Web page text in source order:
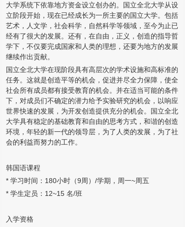
大学系统下依靠地方资金设立创办的。国立全北大学从设
立阶段开始，现在已经成长为一所主要的国立大学。包括
艺术，人文学，社会科学，自然科学等领域，至今为止已
经有了很大的发展。还有，在自由，正义，创造的指导哲
学下，不仅要完成国家和人类的理想，还要为地方的发展
继续作出贡献。
国立全北大学在现阶段具有高层次的学术设施和高标准的
任务。这就是创造平等的机会，促进并尽全力保障，使全
社会所有成员都有接受教育的机会。并在适当可能的条件
下，对成员们不确定的潜力给予实验研究的机会，以响应
世界快速的发展，为开发创造提供充分的机会。国立全北
大学具有稳定的基础教育和自由的思考方式，和谐的创造
环境，年轻的新一代的领导层，为了人类的发展，为了社
会的利益而努力的工作。
韩国语课程
* 学习时间：180小时（9周）/学期，周一~周五
* 学生定员：12~15 名/班
入学资格